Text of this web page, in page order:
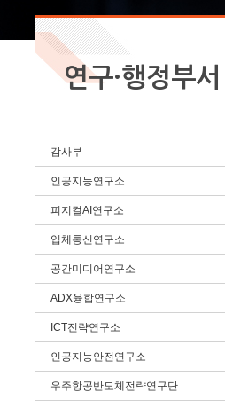
연구·행정부서
감사부
인공지능연구소
피지컬AI연구소
입체통신연구소
공간미디어연구소
ADX융합연구소
ICT전략연구소
인공지능안전연구소
우주항공반도체전략연구단